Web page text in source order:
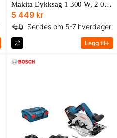
Makita Dykksag 1 300 W, 2 000 – 5 800 min⁻¹, 165 mm
5 449 kr
Sendes om 5-7 hverdager
Legg til